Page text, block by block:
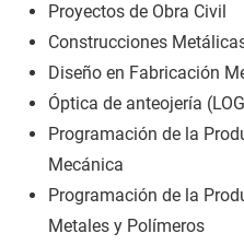
Proyectos de Obra Civil
Construcciones
Diseño en Fabricación
Óptica de anteojería
Programación de la
Mecánica
Programación de la
Metales y Polímeros